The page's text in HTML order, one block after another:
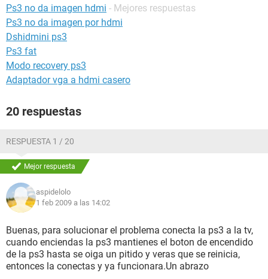
Ps3 no da imagen hdmi - Mejores respuestas
Ps3 no da imagen por hdmi
Dshidmini ps3
Ps3 fat
Modo recovery ps3
Adaptador vga a hdmi casero
20 respuestas
RESPUESTA 1 / 20
Mejor respuesta
aspidelolo
1 feb 2009 a las 14:02
Buenas, para solucionar el problema conecta la ps3 a la tv,
cuando enciendas la ps3 mantienes el boton de encendido
de la ps3 hasta se oiga un pitido y veras que se reinicia,
entonces la conectas y ya funcionara.Un abrazo